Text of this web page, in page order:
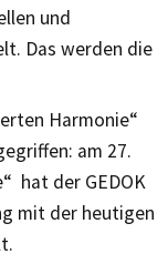
und
Das werden die
Harmonie“
am 27.
hat der GEDOK
mit der heutigen